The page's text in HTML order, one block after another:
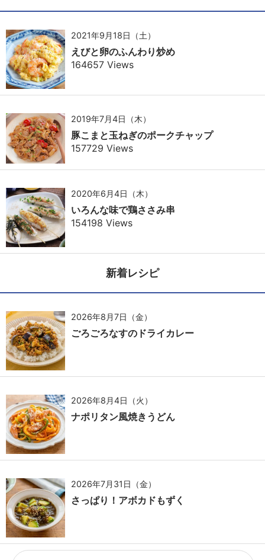
2021年9月18日（土）
えびと卵のふんわり炒め
164657 Views
2019年7月4日（木）
豚こまと玉ねぎのポークチャップ
157729 Views
2020年6月4日（木）
いろんな味で鶏ささみ串
154198 Views
新着レシピ
2026年8月7日（金）
ごろごろなすのドライカレー
2026年8月4日（火）
ナポリタン風焼きうどん
2026年7月31日（金）
さっぱり！アボカドもずく